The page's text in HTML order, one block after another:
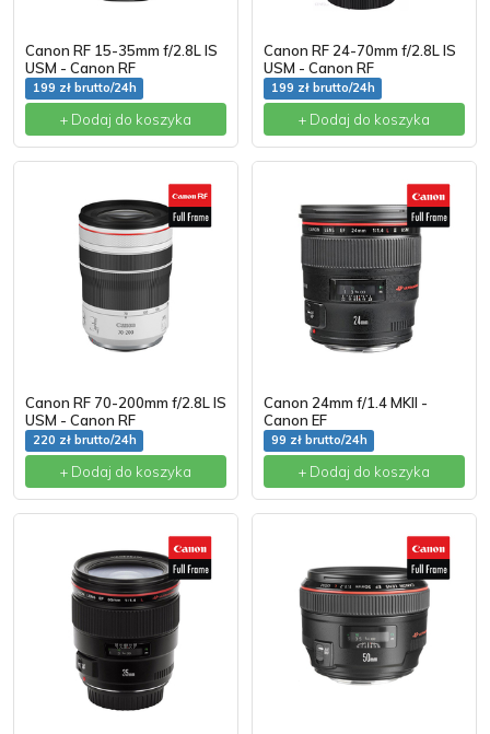
Canon RF 15-35mm f/2.8L IS
USM - Canon RF
199 zł brutto/24h
+ Dodaj do koszyka
Canon RF 24-70mm f/2.8L IS
USM - Canon RF
199 zł brutto/24h
+ Dodaj do koszyka
Canon RF 70-200mm f/2.8L IS
USM - Canon RF
220 zł brutto/24h
+ Dodaj do koszyka
Canon 24mm f/1.4 MKII -
Canon EF
99 zł brutto/24h
+ Dodaj do koszyka